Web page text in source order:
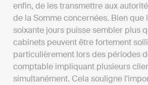
enfin, de les transmettre aux
de la Somme concernées. Bien que
soixante jours puisse sembler plus
cabinets peuvent être fortement
particulièrement lors des périodes
comptable impliquant plusieurs
simultanément. Cela souligne